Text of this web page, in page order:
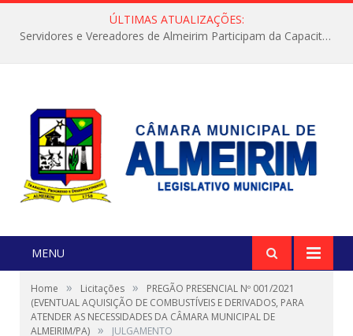
ÚLTIMAS ATUALIZAÇÕES:
Servidores e Vereadores de Almeirim Participam da Capacitação “Orientar é a Nossa Missão”
MENU
Home » Licitações »
PREGÃO PRESENCIAL Nº 001/2021
(EVENTUAL AQUISIÇÃO DE COMBUSTÍVEIS E DERIVADOS, PARA
ATENDER AS NECESSIDADES DA CÂMARA MUNICIPAL DE
ALMEIRIM/PA) » JULGAMENTO